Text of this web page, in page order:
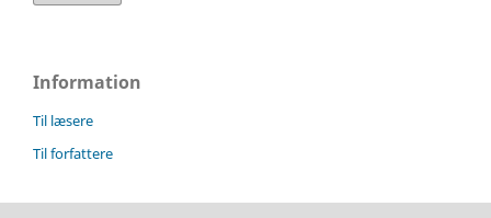
Information
Til læsere
Til forfattere